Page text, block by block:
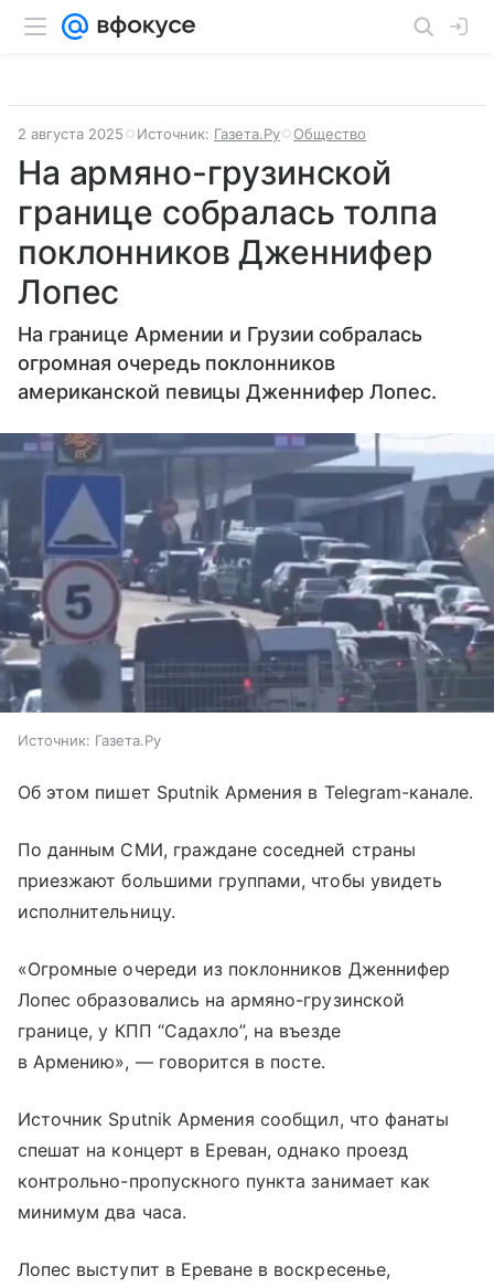
2 августа 2025 Источник: Газета.Ру Общество
На армяно-грузинской
границе собралась толпа
поклонников Дженнифер
Лопес
На границе Армении и Грузии собралась
огромная очередь поклонников
американской певицы Дженнифер Лопес.
Источник: Газета.Ру
Об этом пишет Sputnik Армения в Telegram-канале.
По данным СМИ, граждане соседней страны
приезжают большими группами, чтобы увидеть
исполнительницу.
«‎Огромные очереди из поклонников Дженнифер
Лопес образовались на армяно-грузинской
границе, у КПП “Садахло”, на въезде
в Армению», — говорится в посте.
Источник Sputnik Армения сообщил, что фанаты
спешат на концерт в Ереван, однако проезд
контрольно-пропускного пункта занимает как
минимум два часа.
Лопес выступит в Ереване в воскресенье,